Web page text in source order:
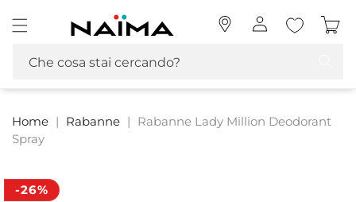
direttamente
ai contenuti
Accedi Carrello
Che cosa stai cercando?
Home | Rabanne | Rabanne Lady Million Deodorant
Spray
-26%